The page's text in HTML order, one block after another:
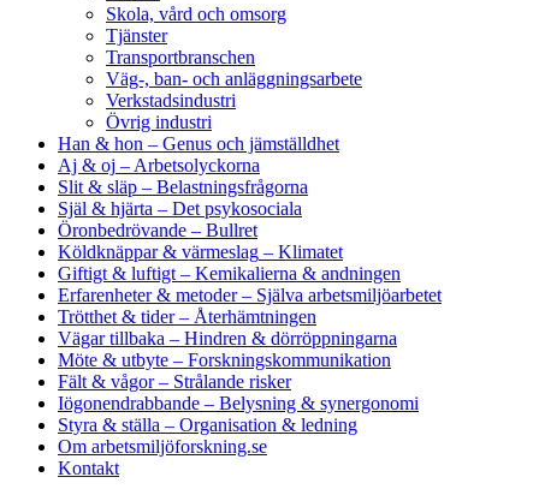
Skola, vård och omsorg
Tjänster
Transportbranschen
Väg-, ban- och anläggningsarbete
Verkstadsindustri
Övrig industri
Han & hon – Genus och jämställdhet
Aj & oj – Arbetsolyckorna
Slit & släp – Belastningsfrågorna
Själ & hjärta – Det psykosociala
Öronbedrövande – Bullret
Köldknäppar & värmeslag – Klimatet
Giftigt & luftigt – Kemikalierna & andningen
Erfarenheter & metoder– Själva arbetsmiljöarbetet
Trötthet & tider– Återhämtningen
Vägar tillbaka – Hindren & dörröppningarna
Möte & utbyte – Forskningskommunikation
Fält & vågor– Strålande risker
Iögonendrabbande – Belysning & synergonomi
Styra & ställa – Organisation & ledning
Om arbetsmiljöforskning.se
Kontakt